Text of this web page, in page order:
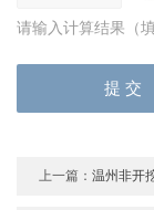
请输入计算结果（
上一篇：温州非开